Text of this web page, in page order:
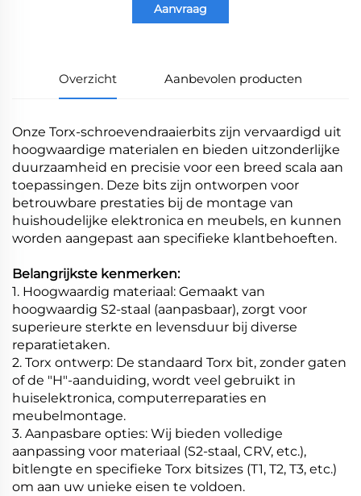
Aanvraag
Overzicht Aanbevolen producten
Onze Torx-schroevendraaierbits zijn vervaardigd uit
hoogwaardige materialen en bieden uitzonderlijke
duurzaamheid en precisie voor een breed scala aan
toepassingen. Deze bits zijn ontworpen voor
betrouwbare prestaties bij de montage van
huishoudelijke elektronica en meubels, en kunnen
worden aangepast aan specifieke klantbehoeften.
Belangrijkste kenmerken:
1. Hoogwaardig materiaal: Gemaakt van
hoogwaardig S2-staal (aanpasbaar), zorgt voor
superieure sterkte en levensduur bij diverse
reparatietaken.
2. Torx ontwerp: De standaard Torx bit, zonder gaten
of de "H"-aanduiding, wordt veel gebruikt in
huiselektronica, computerreparaties en
meubelmontage.
3. Aanpasbare opties: Wij bieden volledige
aanpassing voor materiaal (S2-staal, CRV, etc.),
bitlengte en specifieke Torx bitsizes (T1, T2, T3, etc.)
om aan uw unieke eisen te voldoen.